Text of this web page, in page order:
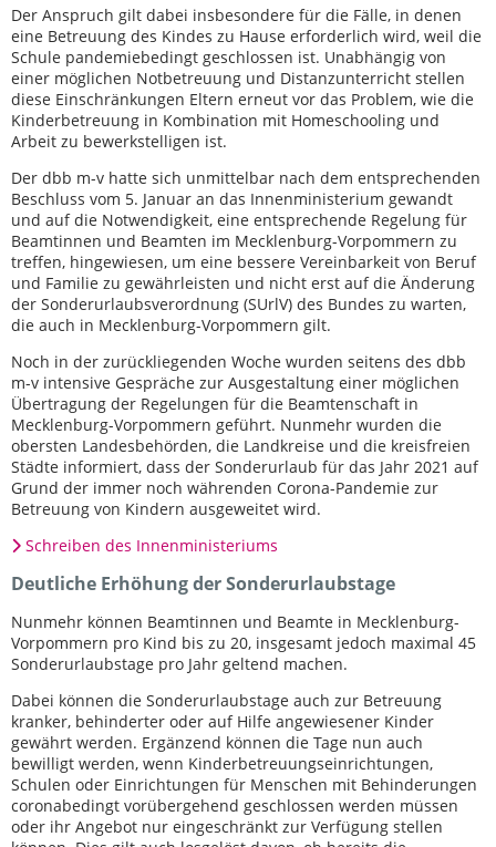
Der Anspruch gilt dabei insbesondere für die Fälle, in denen
eine Betreuung des Kindes zu Hause erforderlich wird, weil die
Schule pandemiebedingt geschlossen ist. Unabhängig von
einer möglichen Notbetreuung und Distanzunterricht stellen
diese Einschränkungen Eltern erneut vor das Problem, wie die
Kinderbetreuung in Kombination mit Homeschooling und
Arbeit zu bewerkstelligen ist.
Der dbb m-v hatte sich unmittelbar nach dem entsprechenden
Beschluss vom 5. Januar an das Innenministerium gewandt
und auf die Notwendigkeit, eine entsprechende Regelung für
Beamtinnen und Beamten im Mecklenburg-Vorpommern zu
treffen, hingewiesen, um eine bessere Vereinbarkeit von Beruf
und Familie zu gewährleisten und nicht erst auf die Änderung
der Sonderurlaubsverordnung (SUrlV) des Bundes zu warten,
die auch in Mecklenburg-Vorpommern gilt.
Noch in der zurückliegenden Woche wurden seitens des dbb
m-v intensive Gespräche zur Ausgestaltung einer möglichen
Übertragung der Regelungen für die Beamtenschaft in
Mecklenburg-Vorpommern geführt. Nunmehr wurden die
obersten Landesbehörden, die Landkreise und die kreisfreien
Städte informiert, dass der Sonderurlaub für das Jahr 2021 auf
Grund der immer noch währenden Corona-Pandemie zur
Betreuung von Kindern ausgeweitet wird.
Schreiben des Innenministeriums
Deutliche Erhöhung der Sonderurlaubstage
Nunmehr können Beamtinnen und Beamte in Mecklenburg-
Vorpommern pro Kind bis zu 20, insgesamt jedoch maximal 45
Sonderurlaubstage pro Jahr geltend machen.
Dabei können die Sonderurlaubstage auch zur Betreuung
kranker, behinderter oder auf Hilfe angewiesener Kinder
gewährt werden. Ergänzend können die Tage nun auch
bewilligt werden, wenn Kinderbetreuungseinrichtungen,
Schulen oder Einrichtungen für Menschen mit Behinderungen
coronabedingt vorübergehend geschlossen werden müssen
oder ihr Angebot nur eingeschränkt zur Verfügung stellen